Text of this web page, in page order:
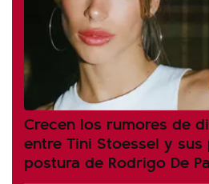
Crecen los rumores de
entre Tini Stoessel y sus
postura de Rodrigo De